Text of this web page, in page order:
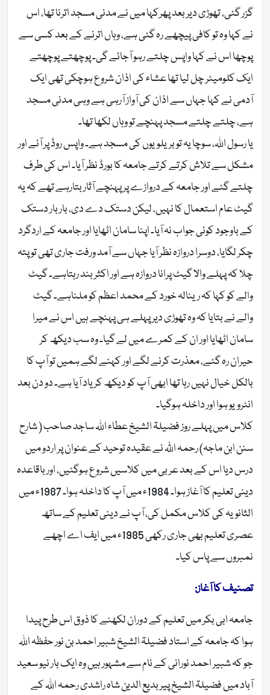
گزر گئی، تھوڑی دیر بعد پھرکہا میں نے مدنی مسجد اترنا تھا، اس
نے کہا وہ تو کافی پیچھے رہ گئی ہے، وہاں اترنے کے بعد کسی سے
پوچھا اس نے کہا واپس چلتے رہو آجائے گی۔ پوچھتے پوچھتے
ایک کلومیٹر چل لیا تھا عشاء کی اذان شروع ہوچکی تھی ایک
آدمی نے کہا جہاں سے اذان کی آواز آرہی ہے وہی مدنی مسجد
ہے، چلتے چلتے مسجد پہنچے تو وہاں لکھا تھا۔
یا رسول اللہ، سوچا یہ تو بریلویوں کی مسجد ہے۔ واپس روڈ پر آئے اور
مشکل سے تلاش کرتے کرتے جامعہ کا بورڈ نظر آیا۔ اس کی طرف
چلتے گئے اور جامعہ کے دروازے پر پہنچے آثار بتارہے تھے کہ یہ
گیٹ عام استعمال کا نہیں، لیکن دستک دے دی، بار بار دستک
کے باوجود کوئی جواب نہ آیا۔ اپنا سامان اٹھایا اور جامعہ کے اردگرد
چکر لگایا، دوسرا دروازہ نظر آیا جہاں سے آمد ورفت جاری تھی تو پتہ
چلا کہ پہلے والا گیٹ پرانا دروازہ ہے اور اکثر بند رہتاہے۔ گیٹ
والے کو کہا کہ رینالہ خورد کے محمد اعظم کو ملناہے۔ گیٹ
والے نے بتایا کہ وہ تھوڑی دیر پہلے ہی پہنچے ہیں اس نے میرا
سامان اٹھایا اور ان کے کمرے میں لے گیا۔ وہ سب دیکھ کر
حیران رہ گئے، معذرت کرنے لگے اور کہنے لگے ہمیں تو آپ کا
بالکل خیال نہیں رہا تھا ابھی آپ کو دیکھ کر یاد آیا ہے۔ دو دن بعد
انٹرویو ہوا اور داخلہ ہوگیا۔
کلاس میں پہلے روز فضیلۃ الشیخ عطاء اللہ ساجد صاحب ( شارح
سنن ابن ماجہ) رحمہ اللّٰہ نے عقیدہ توحید کے عنوان پر اردو میں
درس دیا اس کے بعد عربی میں کلاسیں شروع ہوگئیں، اور باقاعدہ
دینی تعلیم کا آغاز ہوا۔ 1984ء میں آپ کا داخلہ ہوا۔ 1987ء میں
الثانویہ کی کلاس مکمل کی، آپ نے دینی تعلیم کے ساتھ
عصری تعلیم بھی جاری رکھی 1985ء میں ایف اے اچھے
نمبروں سے پاس کیا۔
تصنیف کا آغاز:
جامعہ ابی بکر میں تعلیم کے دوران لکھنے کا ذوق اس طرح پیدا
ہوا کہ جامعہ کے استاد فضیلۃ الشیخ شبیر احمد بن نور حفظہ اللہ
جو کہ شبیر احمد نورانی کے نام سے مشہور ہیں وہ ایک بار نیو سعید
آباد میں فضیلۃ الشیخ پیر بدیع الدین شاہ راشدی رحمہ اللہ کے